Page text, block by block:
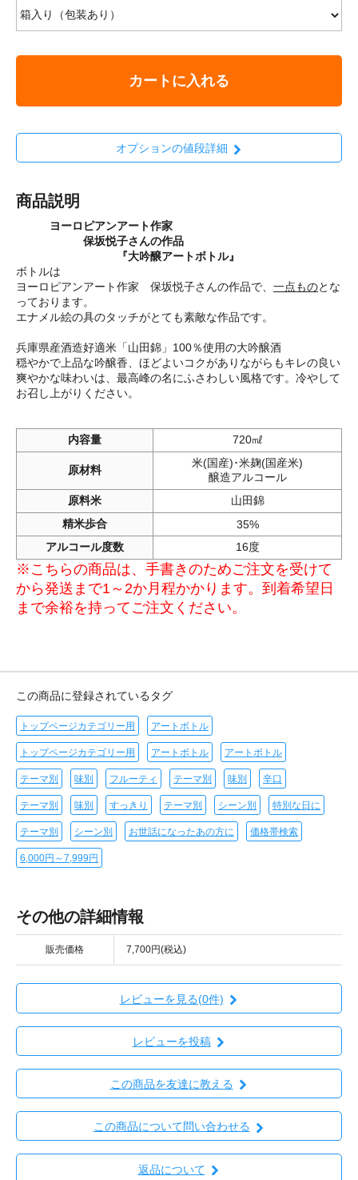
カートに入れる
オプションの値段詳細
商品説明
ヨーロピアンアート作家
保坂悦子さんの作品
『大吟醸アートボトル』
ボトルは
ヨーロピアンアート作家 保坂悦子さんの作品で、 一点ものとな
っております。
エナメル絵の具のタッチがとても素敵な作品です。
兵庫県産酒造好適米「山田錦」100％使用の大吟醸酒
穏やかで上品な吟醸香、ほどよいコクがありながらもキレの良い
爽やかな味わいは、最高峰の名にふさわしい風格です。冷やして
お召し上がりください。
内容量 720㎖
原材料
米(国産)･米麹(国産米)
醸造アルコール
原料米
山田錦
精米歩合
35%
アルコール度数
16度
※こちらの商品は、手書きのためご注文を受けて
から発送まで1～2か月程かかります。到着希望日
まで余裕を持ってご注文ください。
この商品に登録されているタグ
トップページカテゴリー用 アートボトル
トップページカテゴリー用 アートボトル アートボトル
テーマ別 味別 フルーティ テーマ別 味別 辛口
テーマ別 味別 すっきり テーマ別 シーン別 特別な日に
テーマ別 シーン別 お世話になったあの方に 価格帯検索
6,000円～7,999円
その他の詳細情報
販売価格 7,700円(税込)
レビューを見る(0件)
レビューを投稿
この商品を友達に教える
この商品について問い合わせる
返品について